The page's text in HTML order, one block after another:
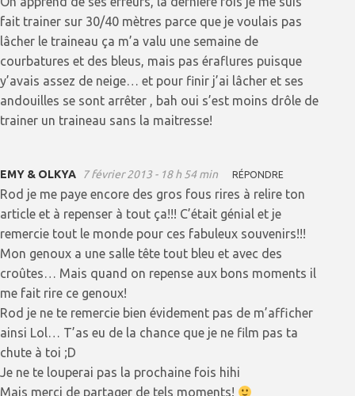
fait trainer sur 30/40 mètres parce que je voulais pas
lâcher le traineau ça m’a valu une semaine de
courbatures et des bleus, mais pas éraflures puisque
y’avais assez de neige… et pour finir j’ai lâcher et ses
andouilles se sont arrêter , bah oui s’est moins drôle de
trainer un traineau sans la maitresse!
EMY & OLKYA 7 février 2013 - 18 h 54 min RÉPONDRE
Rod je me paye encore des gros fous rires à relire ton
article et à repenser à tout ça!!! C’était génial et je
remercie tout le monde pour ces fabuleux souvenirs!!!
Mon genoux a une salle tête tout bleu et avec des
croûtes… Mais quand on repense aux bons moments il
me fait rire ce genoux!
Rod je ne te remercie bien évidement pas de m’afficher
ainsi Lol… T’as eu de la chance que je ne film pas ta
chute à toi ;D
Je ne te louperai pas la prochaine fois hihi
Mais merci de partager de tels moments!